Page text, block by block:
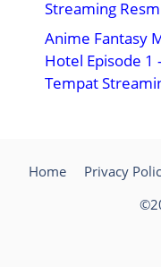
Streaming
Anime Fantasy
Hotel Episode 1
Tempat
Home Privacy